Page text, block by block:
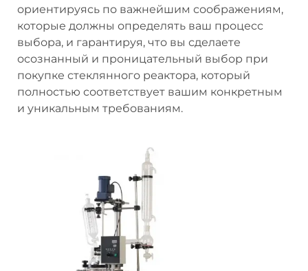
ориентируясь по важнейшим соображениям,
которые должны определять ваш процесс
выбора, и гарантируя, что вы сделаете
осознанный и проницательный выбор при
покупке стеклянного реактора, который
полностью соответствует вашим конкретным
и уникальным требованиям.